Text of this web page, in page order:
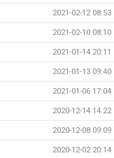
2021-02-12 08:53
2021-02-10 08:10
2021-01-14 20:11
2021-01-13 09:40
2021-01-06 17:04
2020-12-14 14:22
2020-12-08 09:09
2020-12-02 20:14